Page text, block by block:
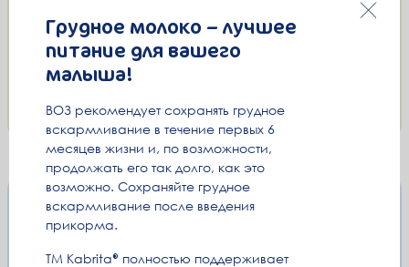
Почему
kabrita
Грудное молоко – лучшее
питание для вашего
малыша!
ВОЗ рекомендует сохранять грудное
вскармливание в течение первых 6
месяцев жизни и, по возможности,
продолжать его так долго, как это
возможно. Сохраняйте грудное
вскармливание после введения
прикорма.
ТМ Kabrita
полностью поддерживает